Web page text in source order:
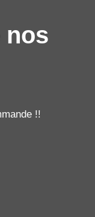
nos
!!